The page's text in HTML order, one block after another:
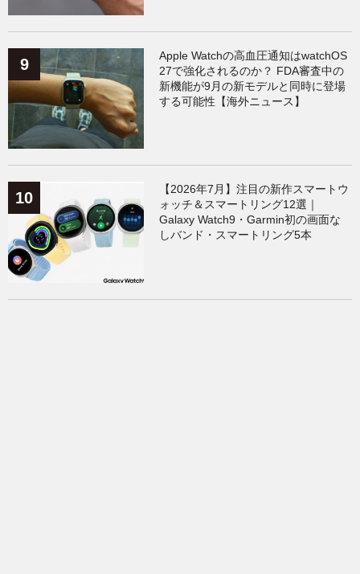
Apple Watchの高血圧通知はwatchOS
27で強化されるのか？ FDA審査中の
新機能が9月の新モデルと同時に登場
する可能性【海外ニュース】
【2026年7月】注目の新作スマートウ
ォッチ＆スマートリング12選｜
Galaxy Watch9・Garmin初の画面な
しバンド・スマートリング5本